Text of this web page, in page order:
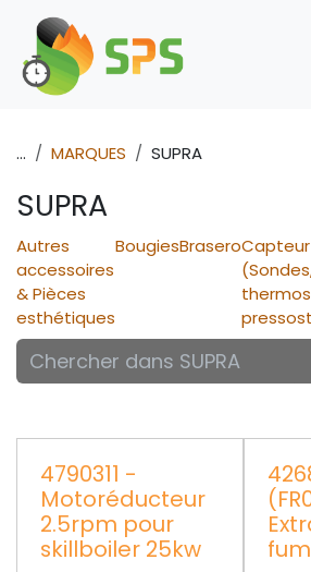
Se rendre au contenu
... MARQUES SUPRA
SUPRA
Autres
accessoires
& Pièces
esthétiques
BougiesBraseroCapteur
4790311 -
Motoréducteur
2.5rpm pour
skillboiler 25kw